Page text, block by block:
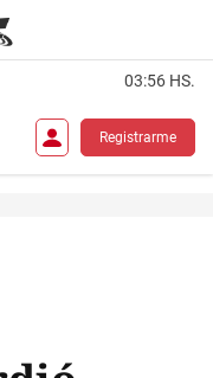
03:56 HS.
Registrarme